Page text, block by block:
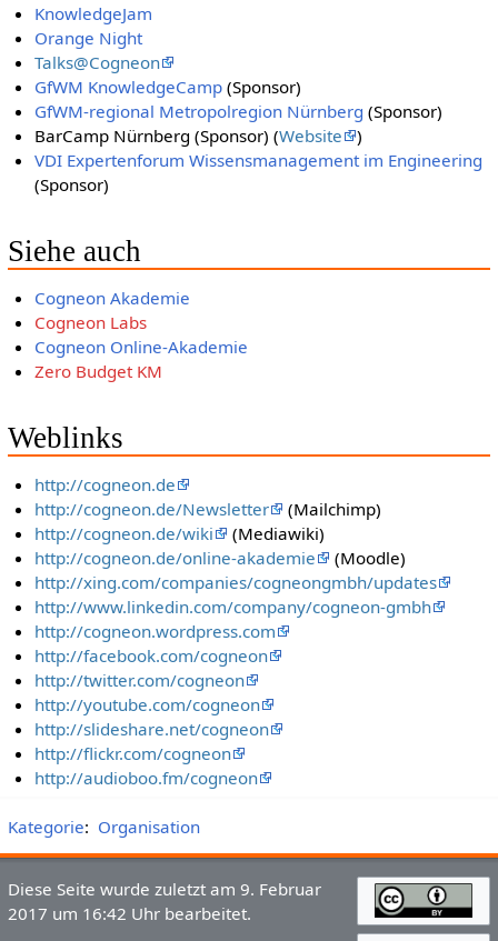
KnowledgeJam
Orange Night
Talks@Cogneon
GfWM KnowledgeCamp (Sponsor)
GfWM-regional Metropolregion Nürnberg (Sponsor)
BarCamp Nürnberg (Sponsor) (Website
)
VDI Expertenforum Wissensmanagement im Engineering
(Sponsor)
Siehe auch
Cogneon Akademie
Cogneon Labs
Cogneon Online-Akademie
Zero Budget KM
Weblinks
http://cogneon.de
http://cogneon.de/Newsletter
(Mailchimp)
http://cogneon.de/wiki
(Mediawiki)
http://cogneon.de/online-akademie
(Moodle)
http://xing.com/companies/cogneongmbh/updates
http://www.linkedin.com/company/cogneon-gmbh
http://cogneon.wordpress.com
http://facebook.com/cogneon
http://twitter.com/cogneon
http://youtube.com/cogneon
http://slideshare.net/cogneon
http://flickr.com/cogneon
http://audioboo.fm/cogneon
Kategorie: Organisation
Diese Seite wurde zuletzt am 9. Februar
2017 um 16:42 Uhr bearbeitet.